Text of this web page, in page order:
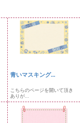
青いマスキング...
こちらのページを開いて頂き
ありが...